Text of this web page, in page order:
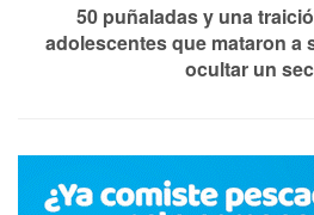
50 puñaladas y una
adolescentes que mataron a
ocultar un